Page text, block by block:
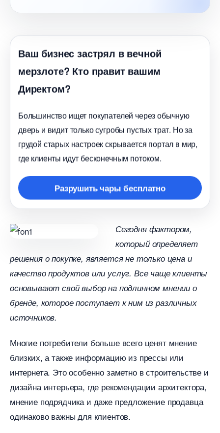
аш бизнес застрял в вечной
мерзлоте? Кто правит вашим
Директом?
Большинство ищет покупателей через обычную
дверь и видит только сугробы пустых трат. Но за
рудой старых настроек скрывается портал в мир,
де клиенты идут бесконечным потоком.
Разрушить чары бесплатно
Сегодня фактором,
который определяет
решения о покупке, является не только цена и
качество продуктов или услуг. Все чаще клиенты
основывают свой выбор на подлинном мнении о
ренде, которое поступает к ним из различных
источников.
Многие потребители больше всего ценят мнение
лизких, а также информацию из прессы или
интернета. Это особенно заметно в строительстве и
дизайна интерьера, где рекомендации архитектора,
мнение подрядчика и даже предложение продавца
одинаково важны для клиентов.